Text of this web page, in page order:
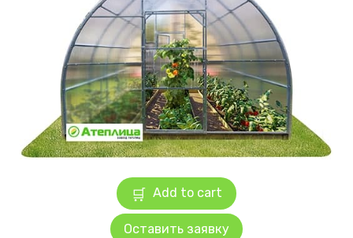
Add to cart
Оставить заявку